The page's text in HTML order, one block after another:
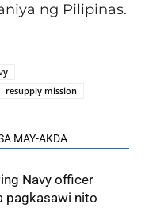
ng Pilipinas.
resupply mission
MAY-AKDA
Navy officer
pagkasawi nito